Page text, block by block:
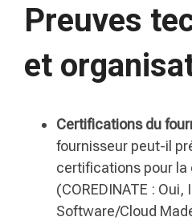
Preuves
et
Certifications du
fournisseur peut-il
certifications pour la
(COREDINATE : Oui,
Software/Cloud